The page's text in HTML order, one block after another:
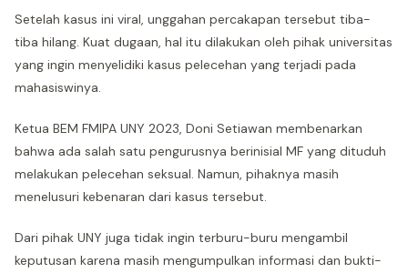
Setelah kasus ini viral, unggahan percakapan tersebut tiba-
tiba hilang. Kuat dugaan, hal itu dilakukan oleh pihak universitas
yang ingin menyelidiki kasus pelecehan yang terjadi pada
mahasiswinya.
Ketua BEM FMIPA UNY 2023, Doni Setiawan membenarkan
bahwa ada salah satu pengurusnya berinisial MF yang dituduh
melakukan pelecehan seksual. Namun, pihaknya masih
menelusuri kebenaran dari kasus tersebut.
Dari pihak UNY juga tidak ingin terburu-buru mengambil
keputusan karena masih mengumpulkan informasi dan bukti-